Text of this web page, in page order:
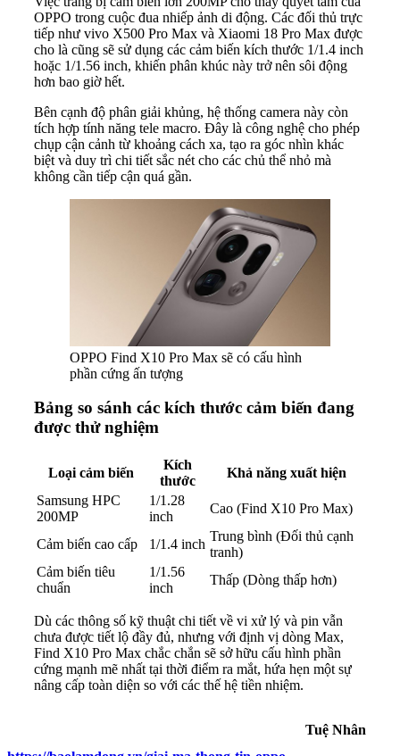
OPPO trong cuộc đua nhiếp ảnh di động. Các đối thủ trực
tiếp như vivo X500 Pro Max và Xiaomi 18 Pro Max được
cho là cũng sẽ sử dụng các cảm biến kích thước 1/1.4 inch
hoặc 1/1.56 inch, khiến phân khúc này trở nên sôi động
hơn bao giờ hết.
Bên cạnh độ phân giải khủng, hệ thống camera này còn
tích hợp tính năng tele macro. Đây là công nghệ cho phép
chụp cận cảnh từ khoảng cách xa, tạo ra góc nhìn khác
biệt và duy trì chi tiết sắc nét cho các chủ thể nhỏ mà
không cần tiếp cận quá gần.
OPPO Find X10 Pro Max sẽ có cấu hình
phần cứng ấn tượng
Bảng so sánh các kích thước cảm biến đang
được thử nghiệm
Loại cảm biến
Kích
thước
Khả năng xuất hiện
Samsung HPC
200MP
1/1.28
inch
Cao (Find X10 Pro Max)
Cảm biến cao cấp 1/1.4 inch
Trung bình (Đối thủ cạnh
tranh)
Cảm biến tiêu
chuẩn
1/1.56
inch
Thấp (Dòng thấp hơn)
Dù các thông số kỹ thuật chi tiết về vi xử lý và pin vẫn
chưa được tiết lộ đầy đủ, nhưng với định vị dòng Max,
Find X10 Pro Max chắc chắn sẽ sở hữu cấu hình phần
cứng mạnh mẽ nhất tại thời điểm ra mắt, hứa hẹn một sự
nâng cấp toàn diện so với các thế hệ tiền nhiệm.
Tuệ Nhân